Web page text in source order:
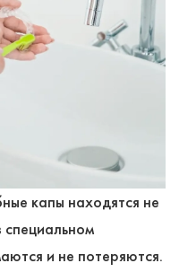
капы находятся не
специальном
и не потеряются.